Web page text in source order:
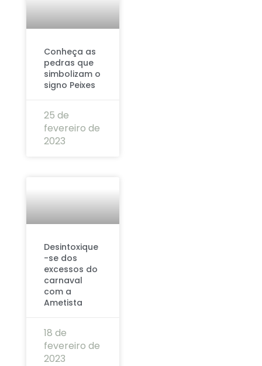
Conheça as
pedras que
simbolizam o
signo Peixes
25 de
fevereiro de
2023
Desintoxique
-se dos
excessos do
carnaval
com a
Ametista
18 de
fevereiro de
2023